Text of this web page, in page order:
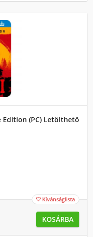
Edition (PC) Letölthető
 Kívánságlista
KOSÁRBA